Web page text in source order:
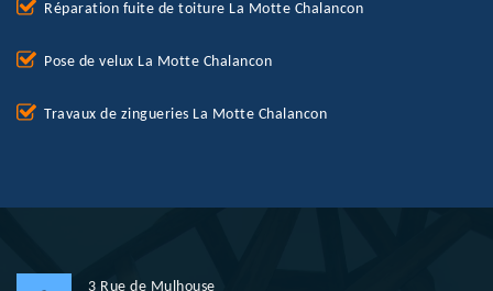
Réparation fuite de toiture La Motte Chalancon
Pose de velux La Motte Chalancon
Travaux de zingueries La Motte Chalancon
3 Rue de Mulhouse